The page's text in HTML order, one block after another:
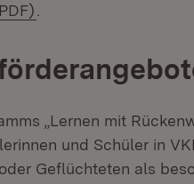
„Lernen mit
und Schüler in
Geflüchteten als